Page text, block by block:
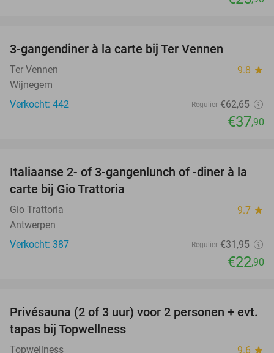
3-gangendiner à la carte bij Ter Vennen
Ter Vennen 9.8 star
Wijnegem
Verkocht: 442
Regulier €62,65
€37,90
28%
Italiaanse 2- of 3-gangenlunch of -diner à la
carte bij Gio Trattoria
Gio Trattoria 9.7 star
Antwerpen
Verkocht: 387
Regulier €31,95
€22,90
50%
Privésauna (2 of 3 uur) voor 2 personen + evt.
tapas bij Topwellness
Topwellness 9.6 star